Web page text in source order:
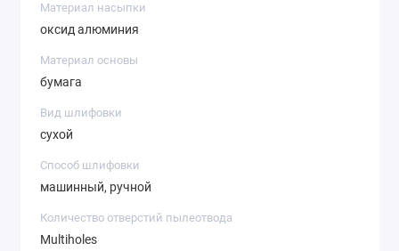
Материал насыпки
оксид алюминия
Материал основы
бумага
Вид шлифовки
сухой
Способ шлифовки
машинный, ручной
Количество отверстий пылеотвода
Multiholes